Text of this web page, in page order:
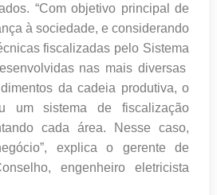
“Com objetivo principal de
à sociedade, e considerando
fiscalizadas pelo Sistema
nas mais diversas
da cadeia produtiva, o
um sistema de fiscalização
cada área. Nesse caso,
explica o gerente de
engenheiro eletricista